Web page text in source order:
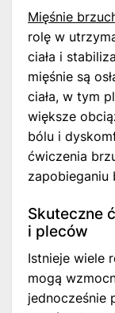
Mięśnie
rolę w
ciała i
mięśnie są
ciała, w tym
większe
bólu i
ćwiczenia
zapobieganiu
Skuteczne
i pleców
Istnieje wiele
mogą
jednocześnie